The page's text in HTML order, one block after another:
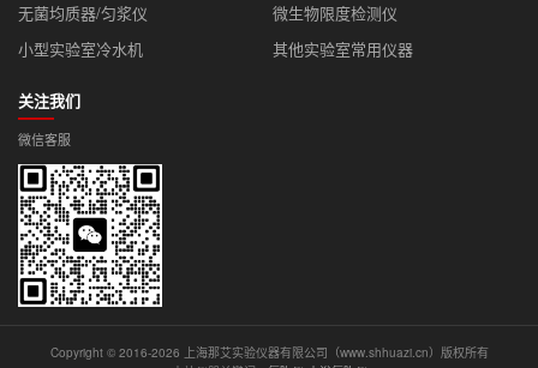
无菌均质器/匀浆仪
微生物限度检测仪
小型实验室冷水机
其他实验室常用仪器
关注我们
微信客服
Copyright © 2016-2026 上海那艾实验仪器有限公司（www.shhuazi.cn）版权所有